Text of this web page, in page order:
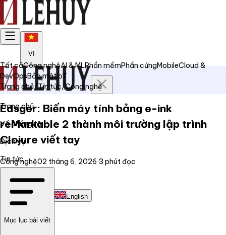
VI
Trang chủ
Về chúng tôi
Dịch vụ
Tin tức
Liên hệ
Tiếng Việt English
Tất cảCông nghệAI & MLPhần mềmPhần cứngMobileCloud &
DevOpsBảo mậtIoT
Trang chủ/Tin tức/Công nghệ
Edsger: Biến máy tính bảng e-ink
reMarkable 2 thành môi trường lập trình
Clojure viết tay
Công nghệ02 tháng 6, 2026·3 phút đọc
Mục lục bài viết